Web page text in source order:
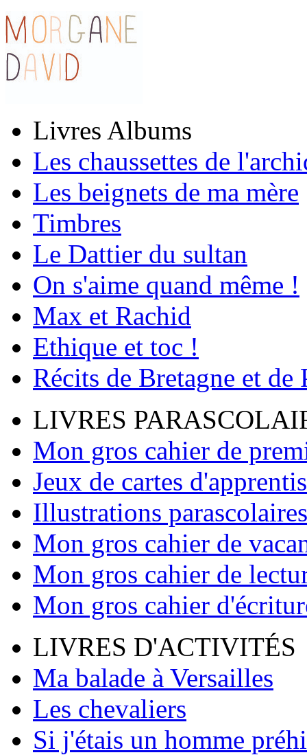
Livres Albums
Les chaussettes de
Les beignets de ma mère
Timbres
Le Dattier du sultan
On s'aime quand même !
Max et Rachid
Ethique et toc !
Récits de Bretagne et de
LIVRES
Mon gros cahier de
Jeux de cartes
Illustrations parascolaires
Mon gros cahier de
Mon gros cahier de
Mon gros cahier
LIVRES D'ACTIVITÉS
Ma balade à Versailles
Les chevaliers
Si j'étais un homme